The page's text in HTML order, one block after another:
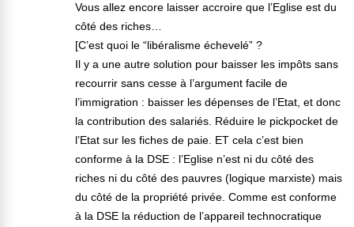
Vous allez encore laisser accroire que l’Eglise est du
côté des riches…
[C’est quoi le “libéralisme échevelé” ?
Il y a une autre solution pour baisser les impôts sans
recourrir sans cesse à l’argument facile de
l’immigration : baisser les dépenses de l’Etat, et donc
la contribution des salariés. Réduire le pickpocket de
l’Etat sur les fiches de paie. ET cela c’est bien
conforme à la DSE : l’Eglise n’est ni du côté des
riches ni du côté des pauvres (logique marxiste) mais
du côté de la propriété privée. Comme est conforme
à la DSE la réduction de l’appareil technocratique